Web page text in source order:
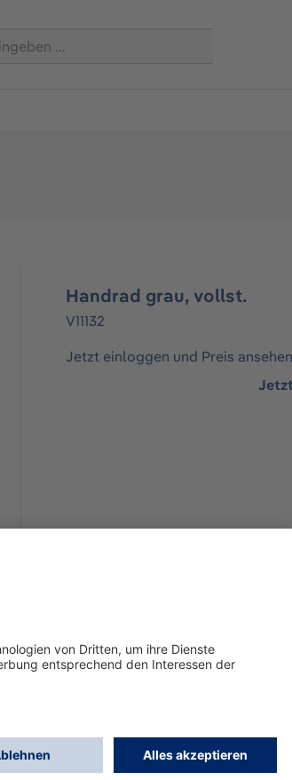
Handrad grau, vollst.
V11132
Jetzt einloggen und Preis ansehen